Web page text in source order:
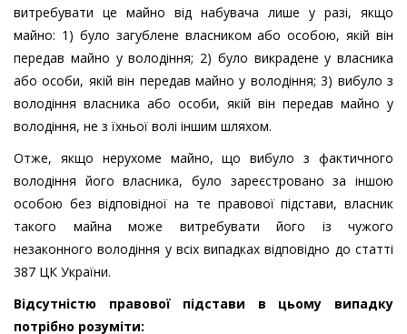
витребувати це майно від набувача лише у разі, якщо
майно: 1) було загублене власником або особою, якій він
передав майно у володіння; 2) було викрадене у власника
або особи, якій він передав майно у володіння; 3) вибуло з
володіння власника або особи, якій він передав майно у
володіння, не з їхньої волі іншим шляхом.
Отже, якщо нерухоме майно, що вибуло з фактичного
володіння його власника, було зареєстровано за іншою
особою без відповідної на те правової підстави, власник
такого майна може витребувати його із чужого
незаконного володіння у всіх випадках відповідно до статті
387 ЦК України.
Відсутністю правової підстави в цьому випадку
потрібно розуміти: